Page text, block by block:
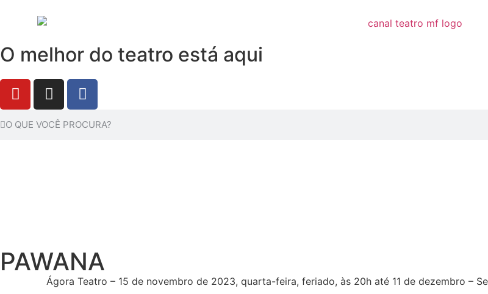
O melhor do teatro está aqui
PAWANA
Ágora Teatro – 15 de novembro de 2023, quarta-feira, feriado, às 20h até 11 de dezembro –